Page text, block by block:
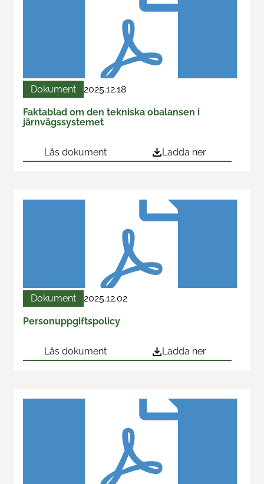
Dokument 2025.12.18
Faktablad om den tekniska obalansen i
järnvägssystemet
Läs dokument Ladda ner
Dokument 2025.12.02
Personuppgiftspolicy
Läs dokument Ladda ner